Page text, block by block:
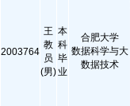
2003764
王
教
员
(男)
本
科
毕
业
合肥大学
数据科学与大
数据技术